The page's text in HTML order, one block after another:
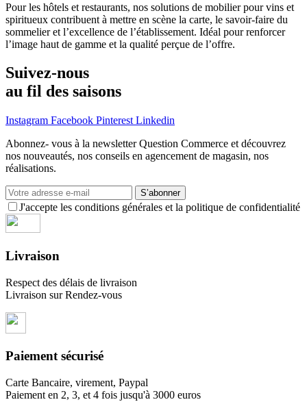
Pour les hôtels et restaurants, nos solutions de mobilier pour vins et
spiritueux contribuent à mettre en scène la carte, le savoir-faire du
sommelier et l’excellence de l’établissement. Idéal pour renforcer
l’image haut de gamme et la qualité perçue de l’offre.
Suivez-nous
au fil des saisons
Instagram Facebook Pinterest Linkedin
Abonnez- vous à la newsletter Question Commerce et découvrez
nos nouveautés, nos conseils en agencement de magasin, nos
réalisations.
S’abonner
J'accepte les conditions générales et la politique de confidentialité
Livraison
Respect des délais de livraison
Livraison sur Rendez-vous
Paiement sécurisé
Carte Bancaire, virement, Paypal
Paiement en 2, 3, et 4 fois jusqu'à 3000 euros